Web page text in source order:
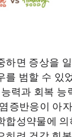
하면 증상을
를 범할 수 있
력과 회복 능
증반응이 아
합성약물에